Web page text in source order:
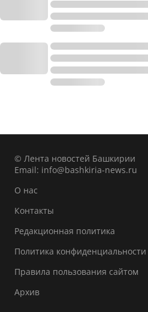
© Лента новостей Башкирии
Email: info@bashkiria-news.ru
О нас
Контакты
Редакционная политика
Политика конфиденциальности
Правила пользования сайтом
Архив